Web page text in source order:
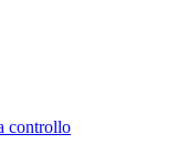
controllo